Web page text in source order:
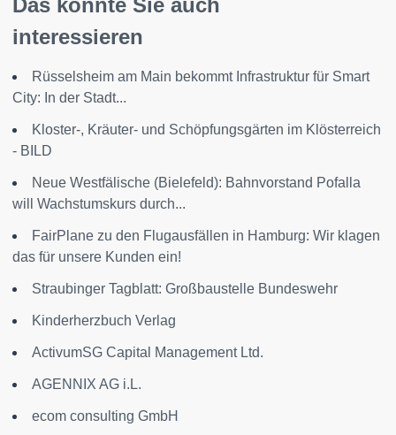
Das könnte Sie auch
interessieren
Rüsselsheim am Main bekommt Infrastruktur für Smart
City: In der Stadt...
Kloster-, Kräuter- und Schöpfungsgärten im Klösterreich
- BILD
Neue Westfälische (Bielefeld): Bahnvorstand Pofalla
will Wachstumskurs durch...
FairPlane zu den Flugausfällen in Hamburg: Wir klagen
das für unsere Kunden ein!
Straubinger Tagblatt: Großbaustelle Bundeswehr
Kinderherzbuch Verlag
ActivumSG Capital Management Ltd.
AGENNIX AG i.L.
ecom consulting GmbH